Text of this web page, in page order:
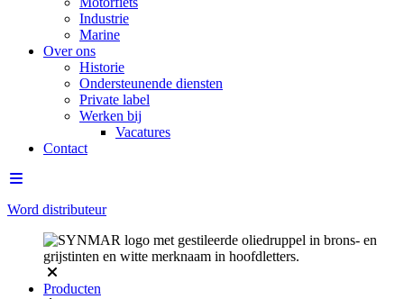
Industrie
Marine
Over ons
Historie
Ondersteunende diensten
Private label
Werken bij
Vacatures
Contact
Word distributeur
Producten